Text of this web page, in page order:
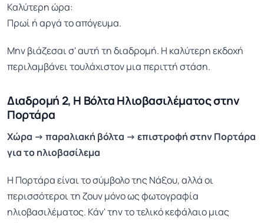
Καλύτερη ώρα:
Πρωί ή αργά το απόγευμα.
Μην βιάζεσαι σ' αυτή τη διαδρομή. Η καλύτερη εκδοχή
περιλαμβάνει τουλάχιστον μια περιττή στάση.
Διαδρομή 2, Η Βόλτα Ηλιοβασιλέματος στην
Πορτάρα
Χώρα → παραλιακή βόλτα → επιστροφή στην Πορτάρα
για το ηλιοβασίλεμα
Η Πορτάρα είναι το σύμβολο της Νάξου, αλλά οι
περισσότεροι τη ζουν μόνο ως φωτογραφία
ηλιοβασιλέματος. Κάν' την το τελικό κεφάλαιο μιας